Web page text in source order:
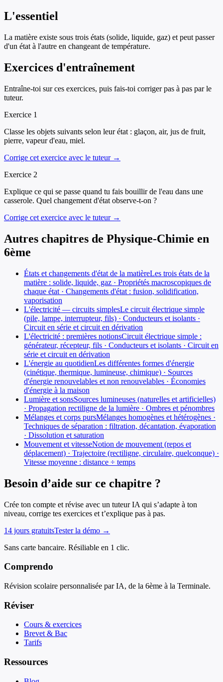
L'essentiel
La matière existe sous trois états (solide, liquide, gaz) et peut passer
d'un état à l'autre en changeant de température.
Exercices d'entraînement
Entraîne-toi sur ces exercices, puis fais-toi corriger pas à pas par le
tuteur.
Exercice 1
Classe les objets suivants selon leur état : glaçon, air, jus de fruit,
pierre, vapeur d'eau, miel.
Corrige cet exercice avec le tuteur →
Exercice 2
Explique ce qui se passe quand tu fais bouillir de l'eau dans une
casserole. Quel changement d'état observe-t-on ?
Corrige cet exercice avec le tuteur →
Autres chapitres de Physique-Chimie en
6ème
États et changements d'état de la matièreLes trois états de la
matière : solide, liquide, gaz · Propriétés macroscopiques de
chaque état · Changements d'état : fusion, solidification,
vaporisation
L'électricité — circuits simplesLe circuit électrique simple
(pile, lampe, interrupteur, fils) · Conducteurs et isolants ·
Circuit en série et circuit en dérivation
L'électricité : premières notionsCircuit électrique simple :
générateur, récepteur, fils · Conducteurs et isolants · Circuit en
série et circuit en dérivation
L'énergie au quotidienLes différentes formes d'énergie
(cinétique, thermique, lumineuse, chimique) · Sources
d'énergie renouvelables et non renouvelables · Économies
d'énergie à la maison
Lumière et sonsSources lumineuses (naturelles et artificielles)
· Propagation rectiligne de la lumière · Ombres et pénombres
Mélanges et corps pursMélanges homogènes et hétérogènes ·
Techniques de séparation : filtration, décantation, évaporation
· Dissolution et saturation
Mouvement et vitesseNotion de mouvement (repos et
déplacement) · Trajectoire (rectiligne, circulaire, quelconque) ·
Vitesse moyenne : distance ÷ temps
Besoin d’aide sur ce chapitre ?
Crée ton compte et révise avec un tuteur IA qui s’adapte à ton
niveau, corrige tes exercices et t’explique pas à pas.
14 jours gratuitsTester la démo →
Sans carte bancaire. Résiliable en 1 clic.
Comprendo
Révision scolaire personnalisée par IA, de la 6ème à la Terminale.
Réviser
Cours & exercices
Brevet & Bac
Tarifs
Ressources